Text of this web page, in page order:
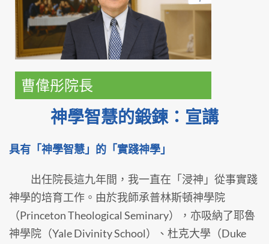
曹偉彤院長
神學智慧的鍛鍊：宣講
具有「神學智慧」的「實踐神學」
出任院長這九年間，我一直在「浸神」從事實踐
神學的培育工作。由於我師承普林斯頓神學院
（Princeton Theological Seminary），亦吸納了耶魯
神學院（Yale Divinity School）、杜克大學（Duke